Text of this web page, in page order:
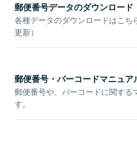
郵便番号データのダウンロード
各種データのダウンロードはこち
更新）
郵便番号・バーコードマニュア
郵便番号や、バーコードに関する
す。